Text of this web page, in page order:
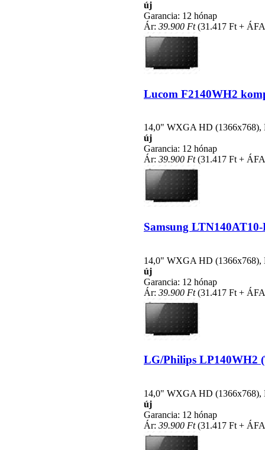
új
Garancia: 12 hónap
Ár: 39.900 Ft(31.417 Ft +
Lucom F2140WH2
14,0" WXGA HD (1366x768),
új
Garancia: 12 hónap
Ár: 39.900 Ft(31.417 Ft +
Samsung
14,0" WXGA HD (1366x768),
új
Garancia: 12 hónap
Ár: 39.900 Ft(31.417 Ft +
LG/Philips LP140WH2
14,0" WXGA HD (1366x768),
új
Garancia: 12 hónap
Ár: 39.900 Ft(31.417 Ft +